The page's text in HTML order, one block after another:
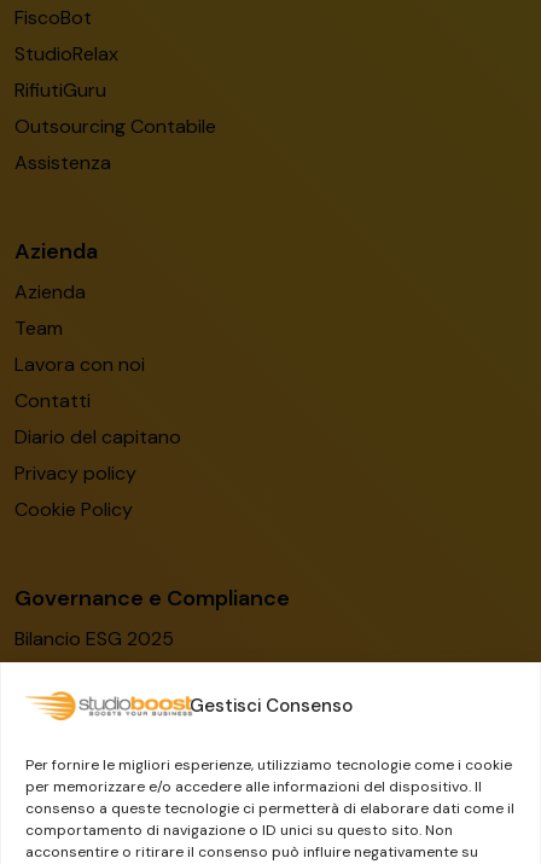
Gestisci Consenso
Per fornire le migliori esperienze, utilizziamo tecnologie come i cookie
per memorizzare e/o accedere alle informazioni del dispositivo. Il
consenso a queste tecnologie ci permetterà di elaborare dati come il
comportamento di navigazione o ID unici su questo sito. Non
acconsentire o ritirare il consenso può influire negativamente su
FiscoBot
StudioRelax
RifiutiGuru
Outsourcing Contabile
Assistenza
Azienda
Azienda
Team
Lavora con noi
Contatti
Diario del capitano
Privacy policy
Cookie Policy
Governance e Compliance
Bilancio ESG 2025
Modello organizzativo
Whistleblowing
Il Gruppo Dylog-Buffetti